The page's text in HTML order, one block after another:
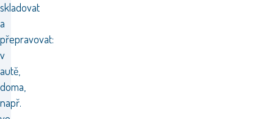
skladovat
a
přepravovat:
v
autě,
doma,
např.